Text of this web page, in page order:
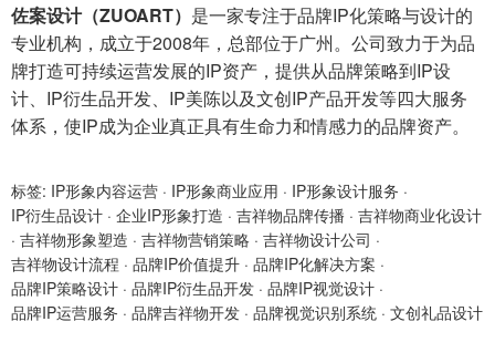
佐案设计（ZUOART） 是一家专注于品牌IP化策略与设计的
专业机构，成立于2008年，总部位于广州。公司致力于为品
牌打造可持续运营发展的IP资产，提供从品牌策略到IP设
计、IP衍生品开发、IP美陈以及文创IP产品开发等四大服务
体系，使IP成为企业真正具有生命力和情感力的品牌资产。
标签: IP形象内容运营 · IP形象商业应用 · IP形象设计服务 ·
IP衍生品设计 · 企业IP形象打造 · 吉祥物品牌传播 · 吉祥物商业化设计
· 吉祥物形象塑造 · 吉祥物营销策略 · 吉祥物设计公司 ·
吉祥物设计流程 · 品牌IP价值提升 · 品牌IP化解决方案 ·
品牌IP策略设计 · 品牌IP衍生品开发 · 品牌IP视觉设计 ·
品牌IP运营服务 · 品牌吉祥物开发 · 品牌视觉识别系统 · 文创礼品设计